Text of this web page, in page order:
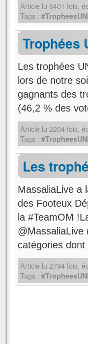
Article lu 6401 fois,
Tags :
Trophées
Les trophées
lors de notre
gagnants des
(46,2 % des
Article lu 2204fois,
Tags :
Les
MassaliaLive a
des Footeux
la #TeamOM
catégories
Article lu 2794fois,
Tags :